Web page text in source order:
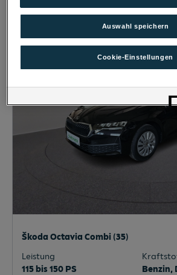
Škoda Octavia Combi (35)
Leistung
115 bis 150 PS
Benzin,
Auswahl speichern
Cookie-Einstellungen